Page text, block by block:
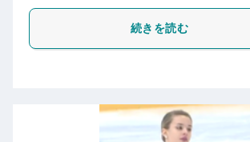
続きを読む